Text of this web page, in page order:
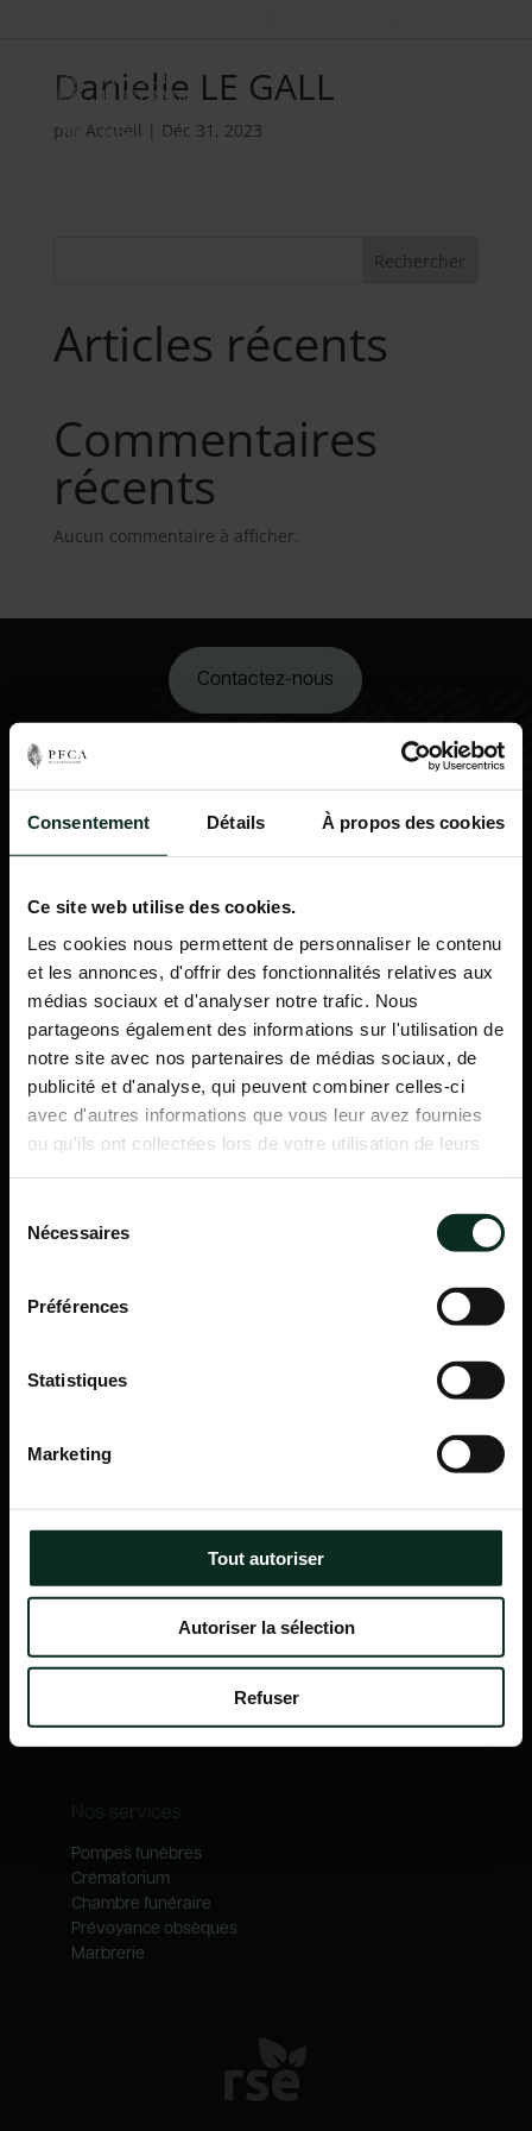
Consentement Détails À propos des cookies
Ce site web utilise des cookies.
Les cookies nous permettent de personnaliser le contenu
et les annonces, d'offrir des fonctionnalités relatives aux
médias sociaux et d'analyser notre trafic. Nous
partageons également des informations sur l'utilisation de
notre site avec nos partenaires de médias sociaux, de
publicité et d'analyse, qui peuvent combiner celles-ci
avec d'autres informations que vous leur avez fournies
ou qu'ils ont collectées lors de votre utilisation de leurs
Nécessaires
Préférences
Statistiques
Marketing
Tout autoriser
Autoriser la sélection
Refuser
Danielle LE GALL
par Accueil | Déc 31, 2023
Rechercher
Articles récents
Commentaires
récents
Aucun commentaire à afficher.
Contactez-nous
P.F.C.A Pompes Funèbres des Communes Associées
Itinéraire
Navigation
Qui sommes-nous ?
Notre catalogue
Nos métiers
Pompes funèbres
Crématorium
Chambre funéraire
Prévoyance obsèques
Marbrerie